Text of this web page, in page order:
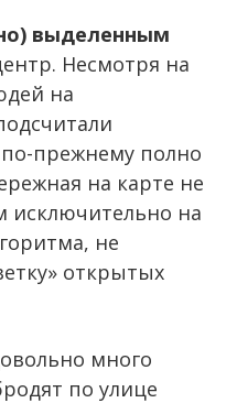
выделенным
Несмотря на
на
прежнему полно
на карте не
исключительно на
не
открытых
много
по улице